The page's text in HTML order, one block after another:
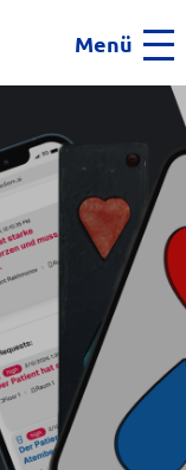
Menü